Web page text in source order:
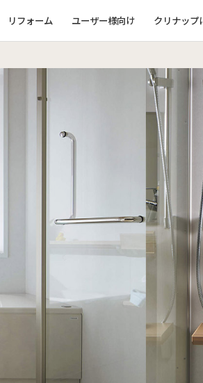
リフォーム ユーザー様向け クリナップ